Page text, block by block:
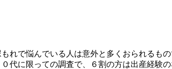
れで悩んでいる人は意外と多くおられる
代に限っての調査で、６割の方は出産経験